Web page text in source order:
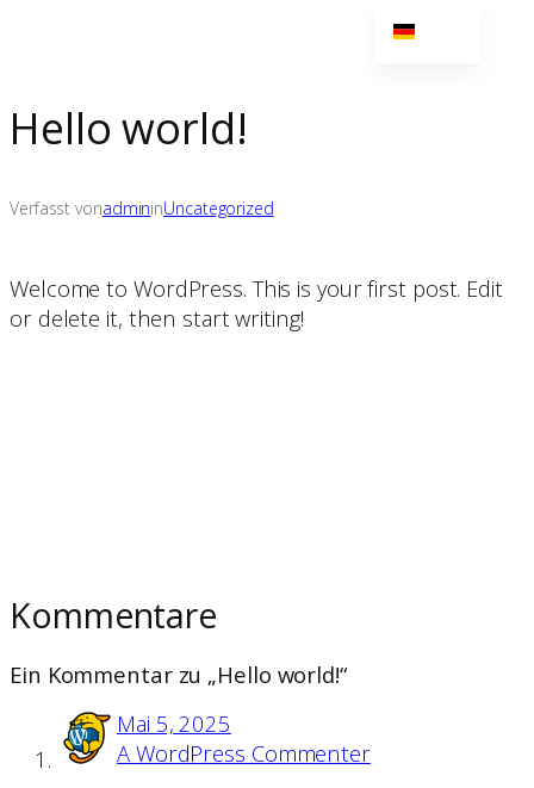
springen
Hello world!
Verfasst vonadmininUncategorized
Welcome to WordPress. This is your first post. Edit
or delete it, then start writing!
Kommentare
Ein Kommentar zu „Hello world!“
Mai 5, 2025
A WordPress Commenter